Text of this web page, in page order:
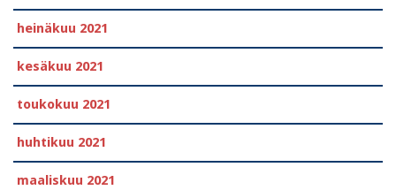
heinäkuu 2021
kesäkuu 2021
toukokuu 2021
huhtikuu 2021
maaliskuu 2021